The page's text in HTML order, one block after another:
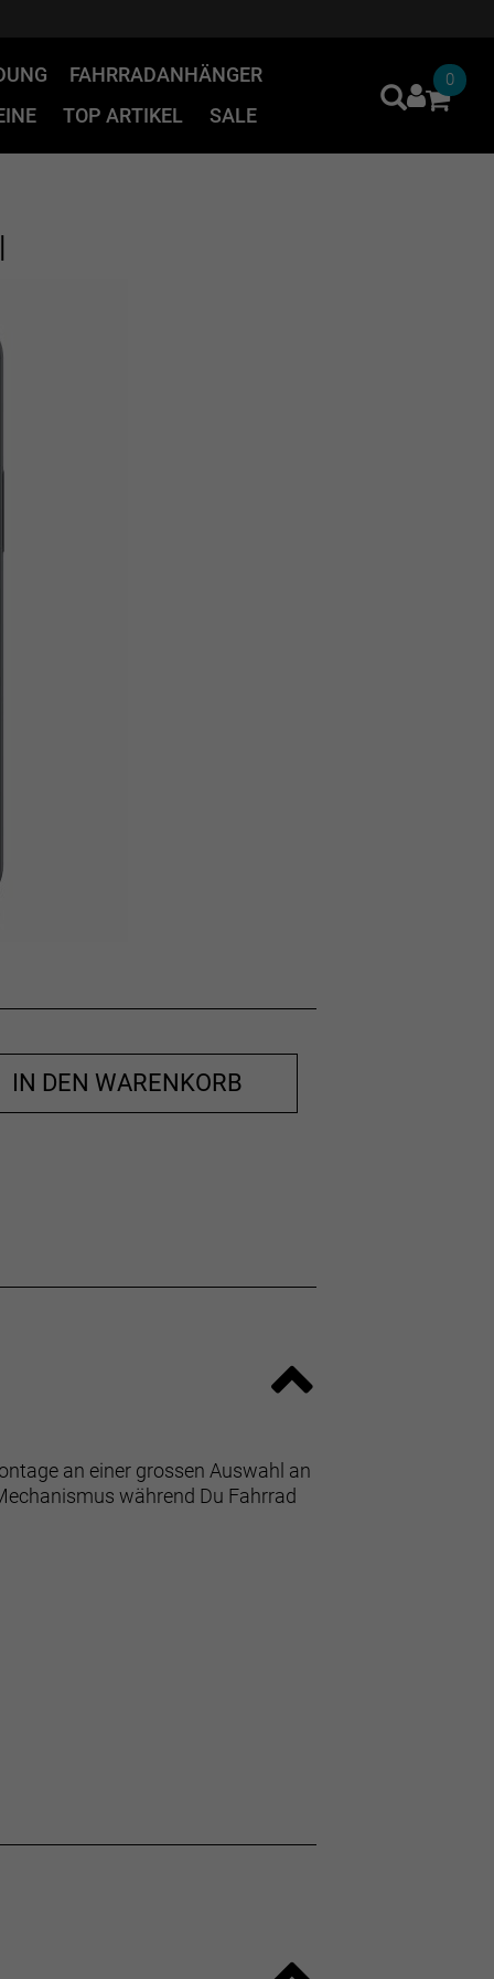
FAHRRADANHÄNGER
TOP ARTIKEL SALE
0
IN DEN WARENKORB
an einer grossen Auswahl an
während Du Fahrrad